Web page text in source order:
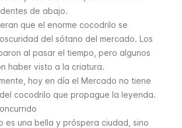
de abajo.
que el enorme cocodrilo se
del sótano del mercado. Los
al pasar el tiempo, pero algunos
haber visto a la criatura.
hoy en día el Mercado no tiene
cocodrilo que propague la leyenda.
es una bella y próspera ciudad, sino